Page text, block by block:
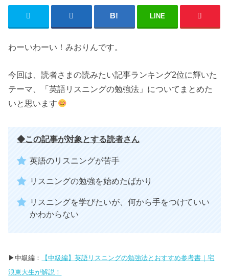
LINE
わーいわーい！みおりんです。
今回は、読者さまの読みたい記事ランキング2位に輝いた
テーマ、「英語リスニングの勉強法」についてまとめた
いと思います
◆この記事が対象とする読者さん
英語のリスニングが苦手
リスニングの勉強を始めたばかり
リスニングを学びたいが、何から手をつけていい
かわからない
▶︎中級編：
【中級編】英語リスニングの勉強法とおすすめ参考書｜宅
浪東大生が解説！